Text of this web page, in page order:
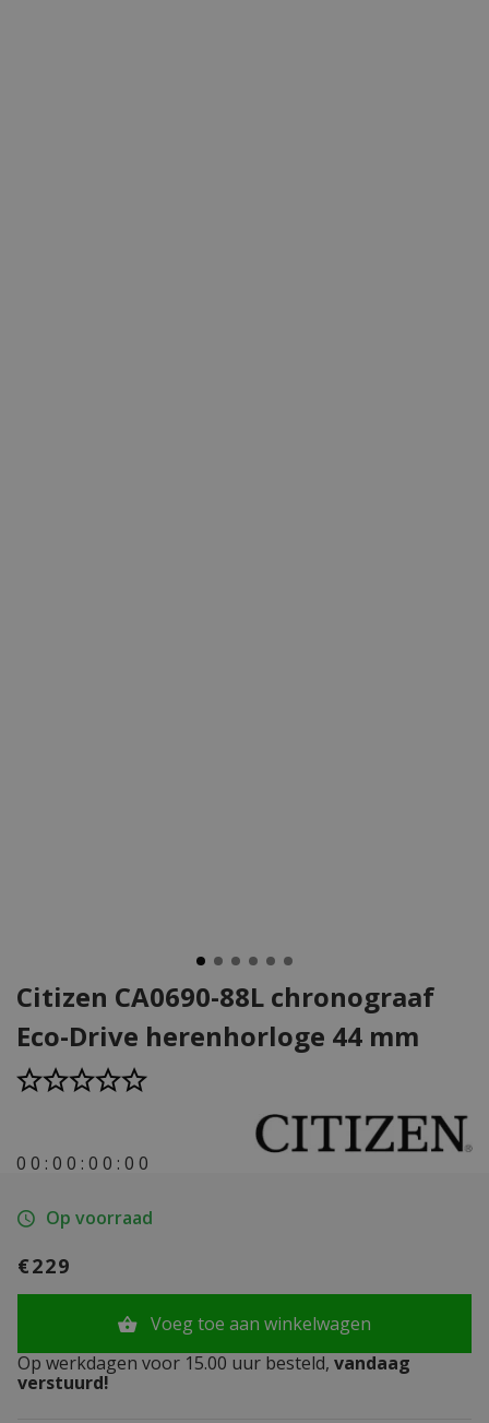
Citizen CA0690-88L chronograaf
Eco-Drive herenhorloge 44 mm
0 0 : 0 0 : 0 0 : 0 0
Op voorraad
€229
Voeg toe aan winkelwagen
Op werkdagen voor 15.00 uur besteld, vandaag
verstuurd!